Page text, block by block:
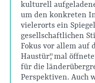
kulturell
um den konkreten
vielerorts ein
gesellschaftlichen
Fokus vor allem auf
Haustür", mal
für die
Perspektiven. Auch